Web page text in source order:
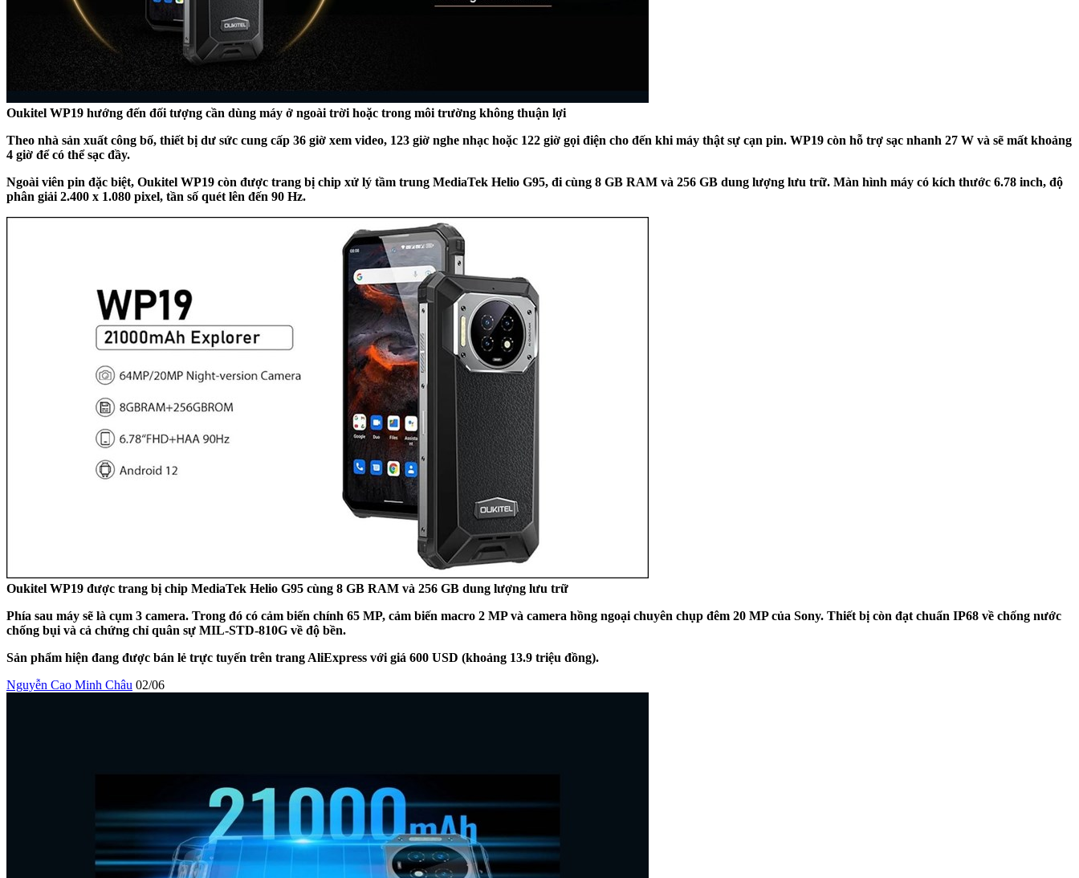
Oukitel WP19 hướng đến đối tượng cần dùng máy ở ngoài trời hoặc trong môi trường không thuận lợi
Theo nhà sản xuất công bố, thiết bị dư sức cung cấp 36 giờ xem video, 123 giờ nghe nhạc hoặc 122 giờ gọi điện cho đến khi máy thật sự cạn pin. WP19 còn hỗ trợ sạc nhanh 27 W và sẽ mất khoảng
4 giờ để có thể sạc đầy.
Ngoài viên pin đặc biệt, Oukitel WP19 còn được trang bị chip xử lý tầm trung MediaTek Helio G95, đi cùng 8 GB RAM và 256 GB dung lượng lưu trữ. Màn hình máy có kích thước 6.78 inch, độ
phân giải 2.400 x 1.080 pixel, tần số quét lên đến 90 Hz.
Oukitel WP19 được trang bị chip MediaTek Helio G95 cùng 8 GB RAM và 256 GB dung lượng lưu trữ
Phía sau máy sẽ là cụm 3 camera. Trong đó có cảm biến chính 65 MP, cảm biến macro 2 MP và camera hồng ngoại chuyên chụp đêm 20 MP của Sony. Thiết bị còn đạt chuẩn IP68 về chống nước
chống bụi và cả chứng chỉ quân sự MIL-STD-810G về độ bền.
Sản phẩm hiện đang được bán lẻ trực tuyến trên trang AliExpress với giá 600 USD (khoảng 13.9 triệu đồng).
Nguyễn Cao Minh Châu 02/06